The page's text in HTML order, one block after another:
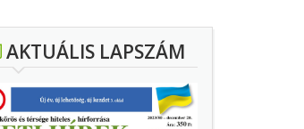
AKTUÁLIS LAPSZÁM